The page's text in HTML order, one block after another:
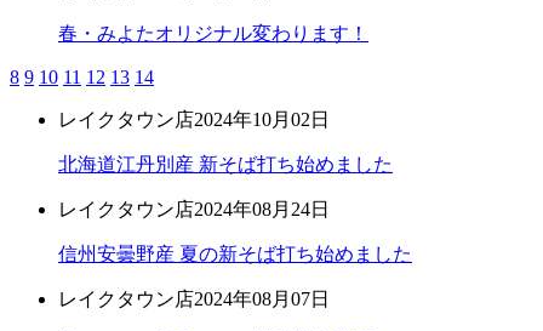
春・みよたオリジナル変わります！
8 9 10 11 12 13 14
レイクタウン店2024年10月02日
北海道江丹別産 新そば打ち始めました
レイクタウン店2024年08月24日
信州安曇野産 夏の新そば打ち始めました
レイクタウン店2024年08月07日